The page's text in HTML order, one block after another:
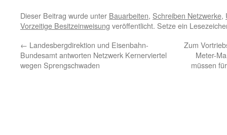
Dieser Beitrag wurde unter Bauarbeiten, Schreiben Netzwerke,
Vorzeitige Besitzeinweisung veröffentlicht. Setze ein
← Landesbergdirektion und Eisenbahn-
Bundesamt antworten Netzwerk Kernerviertel
wegen Sprengschwaden
Zum
Meter-
müssen